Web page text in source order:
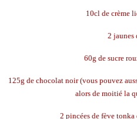
10cl de crème
2 jaunes
60g de sucre
125g de chocolat noir (vous pouvez
alors de moitié la
2 pincées de fève